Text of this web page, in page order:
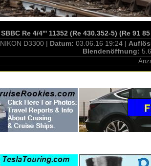
SBBC Re 4/4''' 11352 (Re 430.352-5) (Re 91
NIKON D3300 | Datum: 03.06.16 19:24 |
Blendenöffnung: